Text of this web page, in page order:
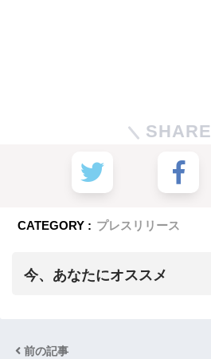
SHARE
CATEGORY : プレスリリース
今、あなたにオススメ
前の記事